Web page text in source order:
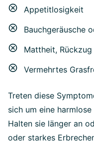
Appetitlosigkeit
Bauchgeräusche
Mattheit,
Vermehrtes
Treten diese
sich um eine
Halten sie länger an
oder starkes